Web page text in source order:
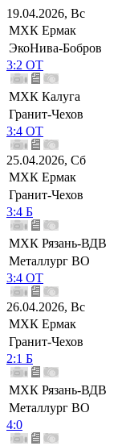
19.04.2026, Вс
МХК Ермак
ЭкоНива-Бобров
3:2 ОТ
МХК Калуга
Гранит-Чехов
3:4 ОТ
25.04.2026, Сб
МХК Ермак
Гранит-Чехов
3:4 Б
МХК Рязань-ВДВ
Металлург ВО
3:4 ОТ
26.04.2026, Вс
МХК Ермак
Гранит-Чехов
2:1 Б
МХК Рязань-ВДВ
Металлург ВО
4:0